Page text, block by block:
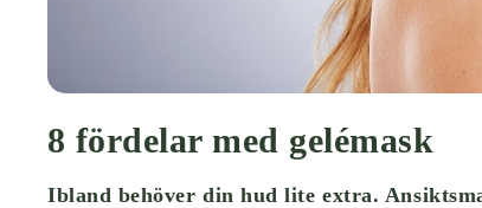
8 fördelar med gelémask
Ibland behöver din hud lite extra.